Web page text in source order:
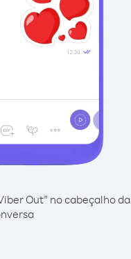
Out” no cabeçalho da